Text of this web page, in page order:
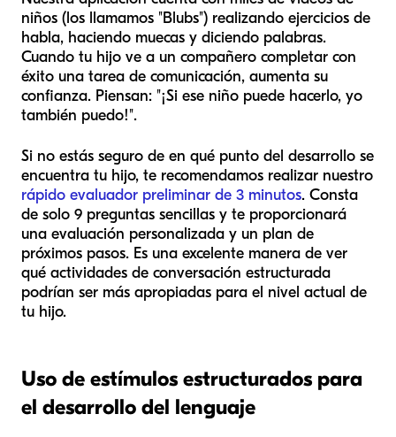
niños (los llamamos "Blubs") realizando ejercicios de
habla, haciendo muecas y diciendo palabras.
Cuando tu hijo ve a un compañero completar con
éxito una tarea de comunicación, aumenta su
confianza. Piensan: "¡Si ese niño puede hacerlo, yo
también puedo!".
Si no estás seguro de en qué punto del desarrollo se
encuentra tu hijo, te recomendamos realizar nuestro
rápido evaluador preliminar de 3 minutos. Consta
de solo 9 preguntas sencillas y te proporcionará
una evaluación personalizada y un plan de
próximos pasos. Es una excelente manera de ver
qué actividades de conversación estructurada
podrían ser más apropiadas para el nivel actual de
tu hijo.
Uso de estímulos estructurados para
el desarrollo del lenguaje